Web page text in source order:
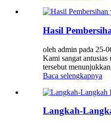
Hasil
oleh admin pada 25-
Kami sangat
tersebut
Baca selengkapnya
Langkah-